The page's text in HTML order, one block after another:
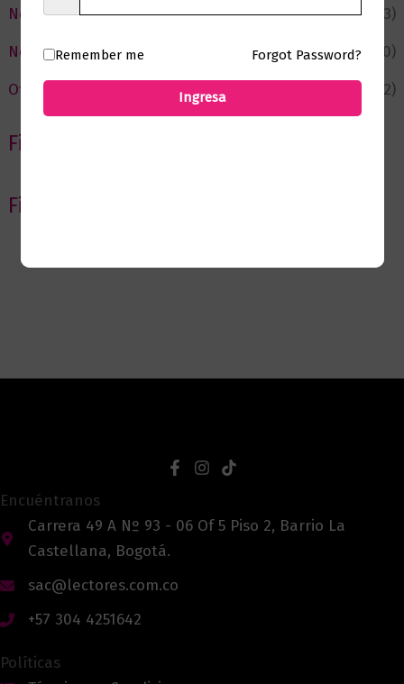
Negocios
(43)
Novedades
(110)
Ofertas
(12)
Filtrar por Autor
Filtrar por editorial
Encuéntranos
Carrera 49 A Nº 93 - 06 Of 5 Piso 2, Barrio La
Castellana, Bogotá.
sac@lectores.com.co
+57 304 4251642
Políticas
Remember me Forgot Password?
Ingresa